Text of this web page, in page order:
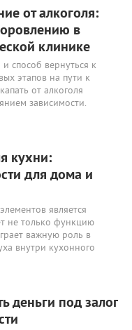
от алкоголя:
в
клинике
способ вернуться к
этапов на пути к
от алкоголя
зависимости.
кухни:
для дома и
является
не только функцию
важную роль в
внутри кухонного
деньги под залог